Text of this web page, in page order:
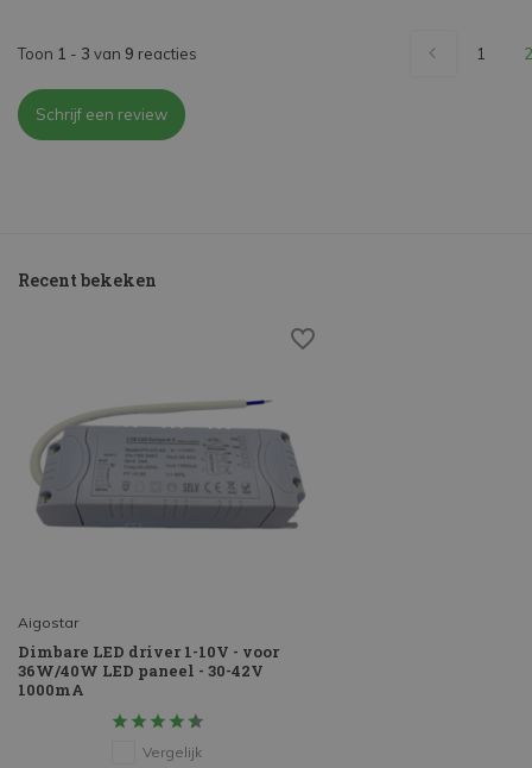
Toon 1 - 3 van 9 reacties 1 2
Schrijf een review
Recent bekeken
Aigostar
Dimbare LED driver 1-10V - voor
36W/40W LED paneel - 30-42V
1000mA
Vergelijk